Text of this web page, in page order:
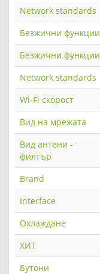
Network standards
Безжични функции
Безжични функции
Network standards
Wi-Fi скорост
Вид на мрежата
Вид антени -
филтър
Brand
Interface
Охлаждане
ХИТ
Бутони